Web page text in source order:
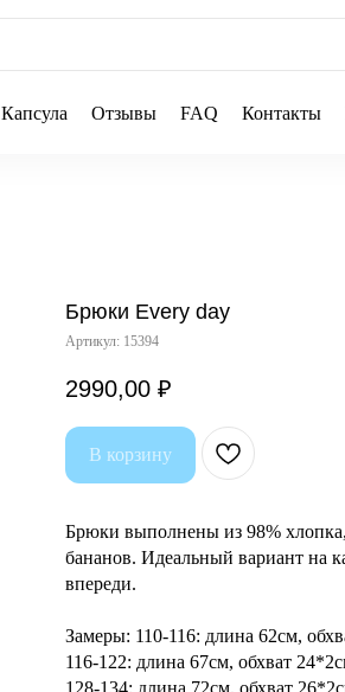
Капсула Отзывы FAQ Контакты
Брюки Every day
Артикул: 15394
2990,00 ₽
В корзину
Брюки выполнены из 98%
бананов. Идеальный вариант на
впереди.
Замеры: 110-116: длина 62см,
116-122: длина 67см, обхват
128-134: длина 72см, обхват